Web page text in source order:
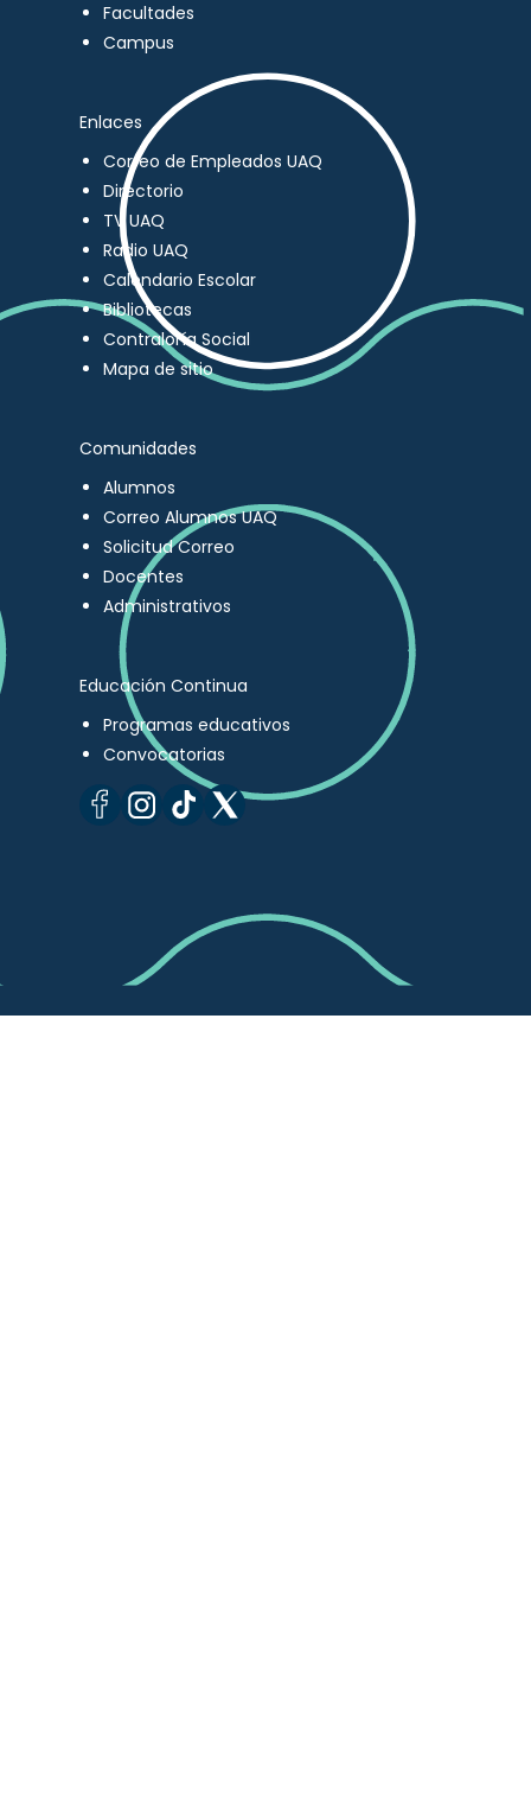
Facultades
Campus
Enlaces
Correo de Empleados UAQ
Directorio
TV UAQ
Radio UAQ
Calendario Escolar
Bibliotecas
Contraloría Social
Mapa de sitio
Comunidades
Alumnos
Correo Alumnos UAQ
Solicitud Correo
Docentes
Administrativos
Educación Continua
Programas educativos
Convocatorias